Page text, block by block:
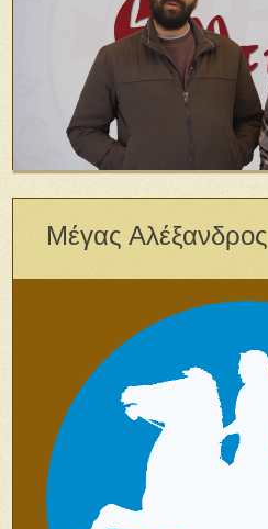
Μέγας Αλέξανδρος